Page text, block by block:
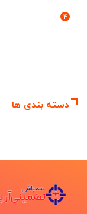
4
دسته بندی ها